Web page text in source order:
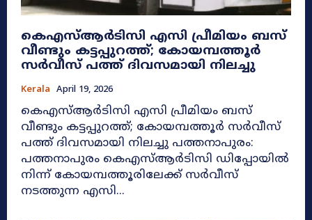
കെഎസ്ആർടിസി എസി പ്രീമിയം ബസ്
വീണ്ടും കട്ടപ്പുറത്ത്; കോയമ്പത്തൂർ
സർവീസ് പത്ത് ദിവസമായി നിലച്ചു
Kerala April 19, 2026
കെഎസ്ആർടിസി എസി പ്രീമിയം ബസ്
വീണ്ടും കട്ടപ്പുറത്ത്; കോയമ്പത്തൂർ സർവീസ്
പത്ത് ദിവസമായി നിലച്ചു പത്തനാപുരം:
പത്തനാപുരം കെഎസ്ആർടിസി ഡിപ്പോയിൽ
നിന്ന് കോയമ്പത്തൂരിലേക്ക് സർവീസ്
നടത്തുന്ന എസി...